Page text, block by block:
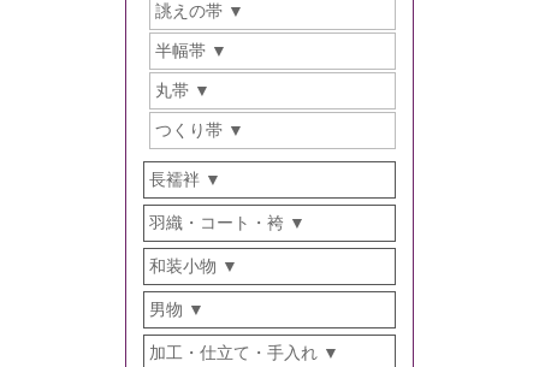
誂えの帯
半幅帯
丸帯
つくり帯
長襦袢
羽織・コート・袴
和装小物
男物
加工・仕立て・手入れ